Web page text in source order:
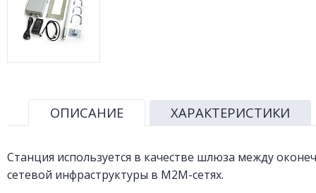
ОПИСАНИЕ ХАРАКТЕРИСТИКИ
Станция используется в качестве шлюза между
сетевой инфраструктуры в M2M-сетях.